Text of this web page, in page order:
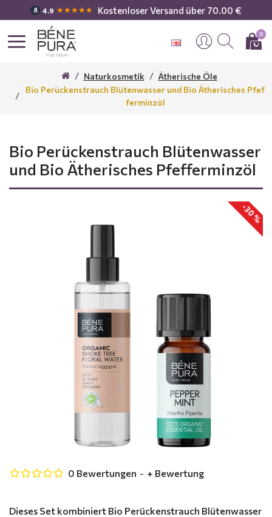
4.9 ★★★★★ Kostenloser Versand über 70.00 €
0
Naturkosmetik
Ätherische Öle
Bio Perückenstrauch Blütenwasser und Bio Ätherisches Pfef
ferminzöl
Bio Perückenstrauch Blütenwasser
und Bio Ätherisches Pfefferminzöl
-30 %
Dieses Set kombiniert Bio Perückenstrauch Blütenwasser
0 Bewertungen - + Bewertung